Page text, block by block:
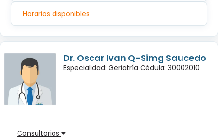
Horarios disponibles
Dr. Oscar Ivan Q-Simg Saucedo
Especialidad: Geriatría Cédula: 30002010
Consultorios